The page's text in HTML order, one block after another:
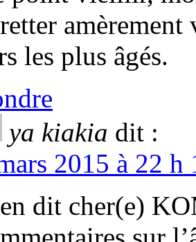
amèrement
les plus âgés.
ya kiakia dit :
2015 à 22
dit cher(e)